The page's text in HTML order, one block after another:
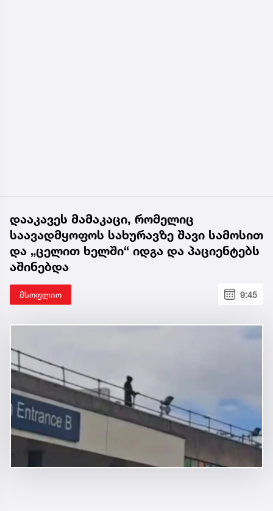
დააკავეს მამაკაცი, რომელიც
საავადმყოფოს სახურავზე შავი სამოსით
და „ცელით ხელში“ იდგა და პაციენტებს
აშინებდა
მსოფლიო 9:45